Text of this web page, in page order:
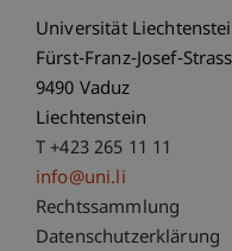
Universität
Fürst-Franz-Josef-
9490 Vaduz
Liechtenstein
T +423 265 11 11
info@uni.li
Fußzeile
Rechtssammlung
Datenschutzerklärung